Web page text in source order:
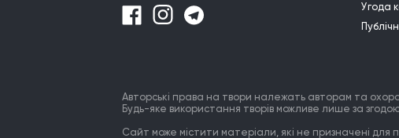
Угода
Авторські права на твори належать авторам та
Будь-яке використання творів можливе лише за
Сайт може містити матеріали, які не призначені для